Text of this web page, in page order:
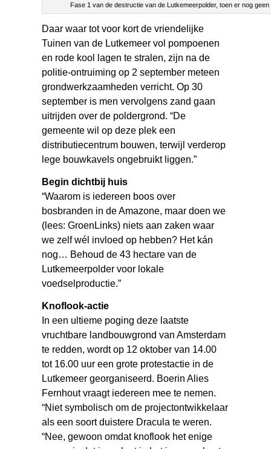
Fase 1 van de destructie van de Lutkemeerpolder, toen er nog
Daar waar tot voor kort de vriendelijke
Tuinen van de Lutkemeer vol pompoenen
en rode kool lagen te stralen, zijn na de
politie-ontruiming op 2 september meteen
grondwerkzaamheden verricht. Op 30
september is men vervolgens zand gaan
uitrijden over de poldergrond. “De
gemeentewil op deze plek een
distributiecentrum bouwen, terwijl verderop
lege bouwkavels ongebruikt liggen.”
Begin dichtbij huis
“Waarom is iedereen boos over
bosbranden in de Amazone, maar doen we
(lees: GroenLinks) niets aan zaken waar
we zelf wél invloed op hebben? Het kán
nog… Behoud de 43 hectare van de
Lutkemeerpolder voor lokale
voedselproductie.”
Knoflook-actie
In een ultieme poging deze laatste
vruchtbare landbouwgrond van Amsterdam
te redden, wordt op 12 oktober van 14.00
tot 16.00 uur een grote protestactie in de
Lutkemeer georganiseerd. Boerin Alies
Fernhout vraagt iedereen mee te nemen.
“Niet symbolisch om de projectontwikkelaar
als een soort duistere Dracula te weren.
“Nee, gewoon omdat knoflook het enige